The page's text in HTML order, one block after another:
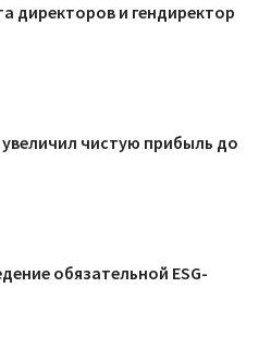
директоров и гендиректор
чистую прибыль до
обязательной ESG-